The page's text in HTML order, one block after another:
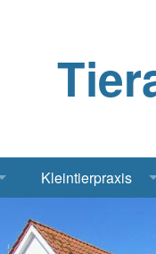
Kleintierpraxis